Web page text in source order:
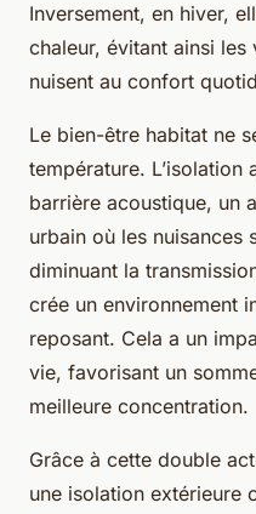
Inversement, en hiver,
chaleur, évitant ainsi
nuisent au confort
Le bien-être habitat ne
température. L’isolation
barrière acoustique, un
urbain où les nuisances
diminuant la
crée un environnement
reposant. Cela a un
vie, favorisant un
meilleure concentration.
Grâce à cette double
une isolation extérieure